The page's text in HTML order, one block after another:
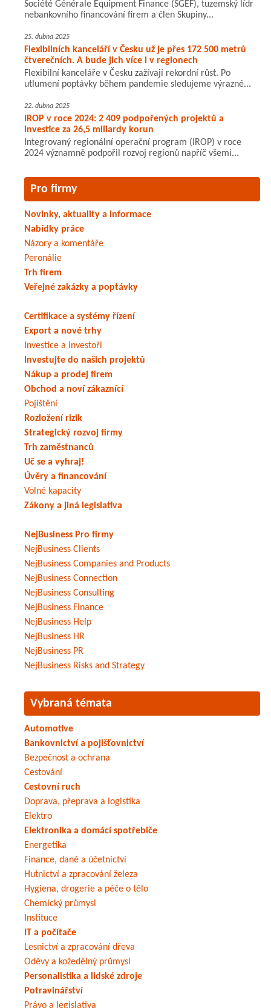
Société Générale Equipment Finance (SGEF), tuzemský lídr
nebankovního financování firem a člen Skupiny...
25. dubna 2025
Flexibilních kanceláří v Česku už je přes 172 500 metrů
čtverečních. A bude jich více i v regionech
Flexibilní kanceláře v Česku zažívají rekordní růst. Po
utlumení poptávky během pandemie sledujeme výrazné...
22. dubna 2025
IROP v roce 2024: 2 409 podpořených projektů a
investice za 26,5 miliardy korun
Integrovaný regionální operační program (IROP) v roce
2024 významně podpořil rozvoj regionů napříč všemi...
Pro firmy
Novinky, aktuality a informace
Nabídky práce
Názory a komentáře
Peronálie
Trh firem
Veřejné zakázky a poptávky
Certifikace a systémy řízení
Export a nové trhy
Investice a investoři
Investujte do našich projektů
Nákup a prodej firem
Obchod a noví zákaznící
Pojištění
Rozložení rizik
Strategický rozvoj firmy
Trh zaměstnanců
Uč se a vyhraj!
Úvěry a financování
Volné kapacity
Zákony a jiná legislativa
NejBusiness Pro firmy
NejBusiness Clients
NejBusiness Companies and Products
NejBusiness Connection
NejBusiness Consulting
NejBusiness Finance
NejBusiness Help
NejBusiness HR
NejBusiness PR
NejBusiness Risks and Strategy
Vybraná témata
Automotive
Bankovnictví a pojišťovnictví
Bezpečnost a ochrana
Cestování
Cestovní ruch
Doprava, přeprava a logistika
Elektro
Elektronika a domácí spotřebiče
Energetika
Finance, daně a účetnictví
Hutnictví a zpracování železa
Hygiena, drogerie a péče o tělo
Chemický průmysl
Instituce
IT a počítače
Lesnictví a zpracování dřeva
Oděvy a kožedělný průmysl
Personalistika a lidské zdroje
Potravinářství
Právo a legislativa